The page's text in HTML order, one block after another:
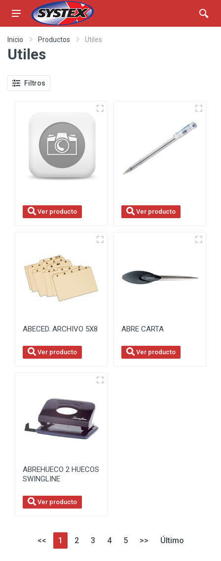
Inicio Productos Utiles
Utiles
Filtros
Ver producto Ver producto
ABECED. ARCHIVO 5X8
Ver producto
ABRE CARTA
Ver producto
ABREHUECO 2 HUECOS
SWINGLINE
Ver producto
<< 1 2 3 4 5 >> Último